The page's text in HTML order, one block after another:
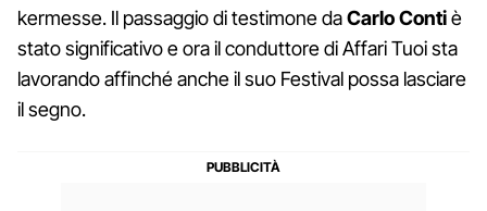
kermesse. Il passaggio di testimone daCarlo Contiè
stato significativo e ora il conduttore di Affari Tuoi sta
lavorando affinché anche il suo Festival possa lasciare
il segno.